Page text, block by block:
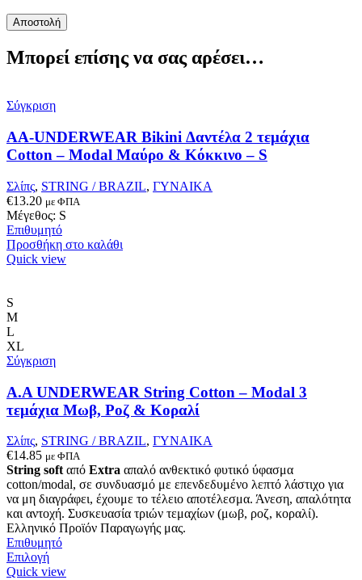
Μπορεί επίσης να σας αρέσει…
Σύγκριση
AA-UNDERWEAR Bikini Δαντέλα 2 τεμάχια
Cotton – Modal Μαύρο & Κόκκινο – S
Σλίπς, STRING / BRAZIL, ΓΥΝΑΙΚΑ
€13.20 με ΦΠΑ
Μέγεθος: S
Επιθυμητό
Προσθήκη στο καλάθι
Quick view
S
M
L
XL
Σύγκριση
Α.A UNDERWEAR String Cotton – Modal 3
τεμάχια Μωβ, Ροζ & Κοραλί
Σλίπς, STRING / BRAZIL, ΓΥΝΑΙΚΑ
€14.85 με ΦΠΑ
String soft από Extra απαλό ανθεκτικό φυτικό ύφασμα
cotton/modal, σε συνδυασμό με επενδεδυμένο λεπτό λάστιχο για
να μη διαγράφει, έχουμε το τέλειο αποτέλεσμα. Άνεση, απαλότητα
και αντοχή. Συσκευασία τριών τεμαχίων (μωβ, ροζ, κοραλί).
Ελληνικό Προϊόν Παραγωγής μας.
Επιθυμητό
ΕπιλογήΑυτό
το
Quick view